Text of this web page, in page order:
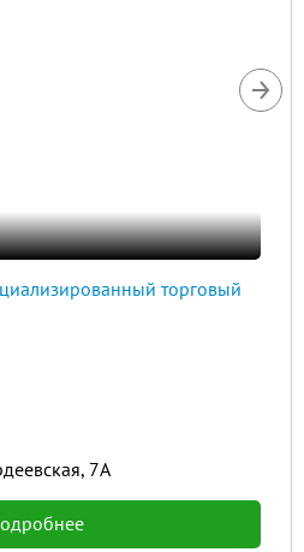
торговый
7А